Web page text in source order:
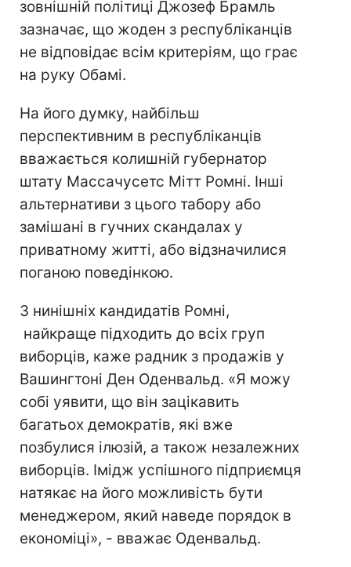
зовнішній політиці Джозеф Брамль
зазначає, що жоден з республіканців
не відповідає всім критеріям, що грає
на руку Обамі.
На його думку, найбільш
перспективним в республіканців
вважається колишній губернатор
штату Массачусетс Мітт Ромні. Інші
альтернативи з цього табору або
замішані в гучних скандалах у
приватному житті, або відзначилися
поганою поведінкою.
З нинішніх кандидатів Ромні,
найкраще підходить до всіх груп
виборців, каже радник з продажів у
Вашингтоні Ден Оденвальд. «Я можу
собі уявити, що він зацікавить
багатьох демократів, які вже
позбулися ілюзій, а також незалежних
виборців. Імідж успішного підприємця
натякає на його можливість бути
менеджером, який наведе порядок в
економіці», - вважає Оденвальд.